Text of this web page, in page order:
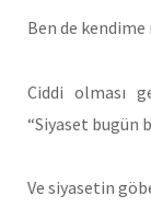
Ben de
Ciddi olması
“Siyaset bugün
Ve siyasetin